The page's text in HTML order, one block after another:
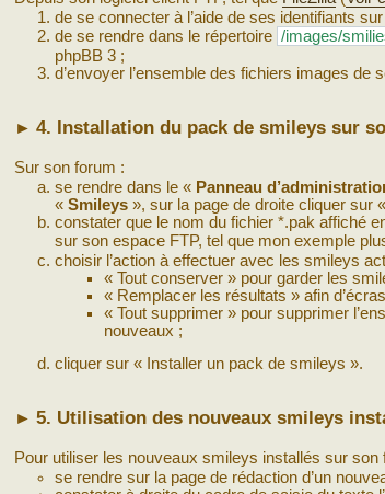
de se connecter à l’aide de ses identifiants
de se rendre dans le répertoire /images/
phpBB 3 ;
d’envoyer l’ensemble des fichiers images
►4. Installation du pack de smileys sur
Sur son forum :
se rendre dans le « Panneau
«Smileys », sur la page de droite cliquer sur «
constater que le nom du fichier *.pak affiché
sur son espace FTP, tel que mon exemple
choisir l’action à effectuer avec les smileys
« Tout conserver » pour garder les
« Remplacer les résultats » afin
« Tout supprimer » pour supprimer
nouveaux ;
cliquer sur « Installer un pack de smileys ».
►5. Utilisation des nouveaux smileys
Pour utiliser les nouveaux smileys installés sur son
se rendre sur la page de rédaction d’un